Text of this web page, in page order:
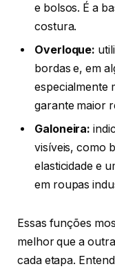
e bolsos. É a
costura.
Overloque:
bordas e, em
especialmente
garante maior
Galoneira:
visíveis, como
elasticidade e
em roupas
Essas funções
melhor que a
cada etapa.